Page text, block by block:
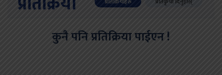
कुनै पनि प्रतिक्रिया पाईएन !